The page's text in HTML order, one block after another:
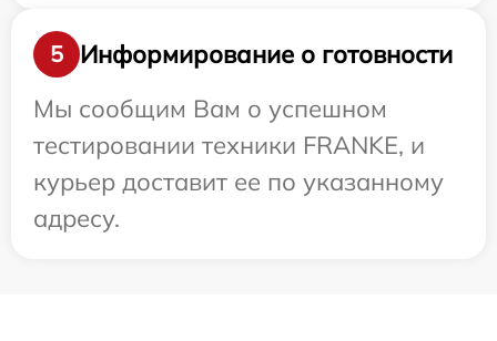
5
Информирование о готовности
Мы сообщим Вам о успешном
тестировании техники FRANKE, и
курьер доставит ее по указанному
адресу.